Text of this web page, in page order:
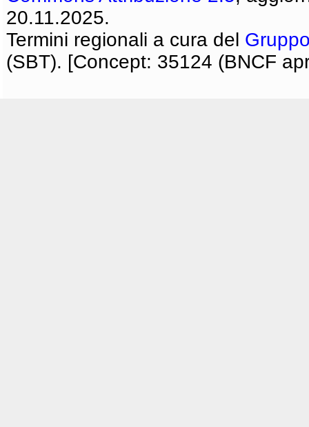
20.11.2025.
Termini regionali a cura del
(SBT). [Concept: 35124 (BNCF